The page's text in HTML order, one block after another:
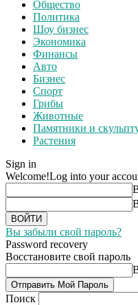
Общество
Политика
Шоу бизнес
Экономика
Финансы
Авто
Бизнес
Спорт
Грибы
Животные
Памятники и
Растения
Sign in
Welcome!Log into your
Вы забыли свой пароль?
Password recovery
Восстановите свой пароль
Поиск